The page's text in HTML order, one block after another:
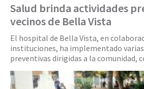
Salud brinda actividades
vecinos de Bella Vista
El hospital de Bella Vista, en
instituciones, ha implementado
preventivas dirigidas a la comunidad,